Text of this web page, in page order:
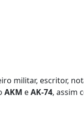
militar, escritor,
AKM eAK-74, assim